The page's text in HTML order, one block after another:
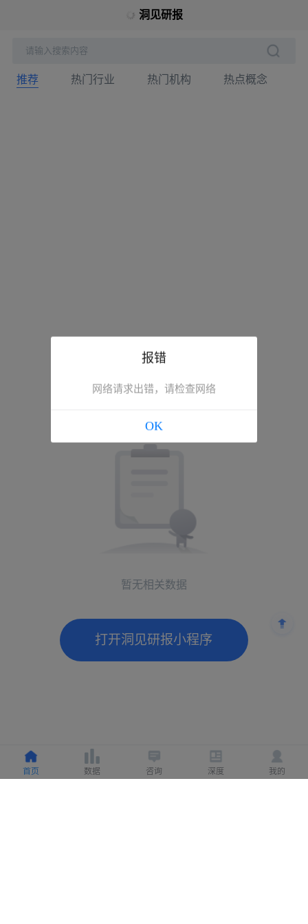
洞见研报
请输入搜索内容
推荐 热门行业 热门机构 热点概念
暂无相关数据
首页 数据 咨询 深度 我的
打开洞见研报小程序
报错
网络请求出错，请检查网络
OK